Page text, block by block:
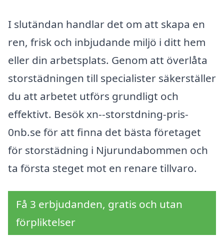
I slutändan handlar det om att skapa en
ren, frisk och inbjudande miljö i ditt hem
eller din arbetsplats. Genom att överlåta
storstädningen till specialister säkerställer
du att arbetet utförs grundligt och
effektivt. Besök xn--storstdning-pris-
0nb.se för att finna det bästa företaget
för storstädning i Njurundabommen och
ta första steget mot en renare tillvaro.
Få 3 erbjudanden, gratis och utan
förpliktelser